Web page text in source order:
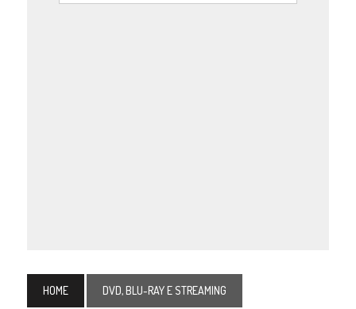
HOME DVD, BLU-RAY E STREAMING